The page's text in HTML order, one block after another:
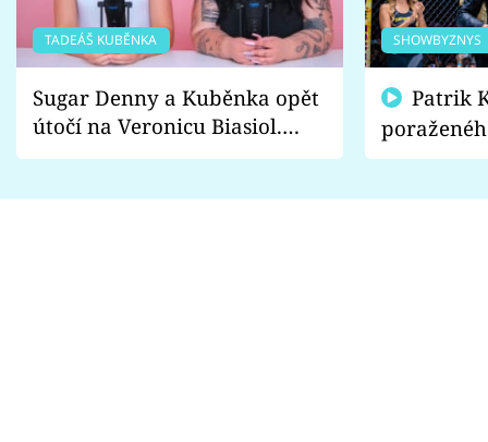
TADEÁŠ KUBĚNKA
Sugar Denny a Kuběnka opět
útočí na Veronicu Biasiol.
Proč je podle nich falešná a
SHOWBYZNYS
fanoušci